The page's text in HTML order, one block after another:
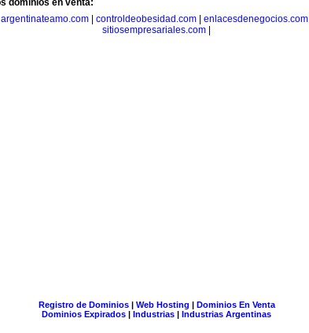
dominios en venta:
argentinateamo.com| controldeobesidad.com| enlacesdenegocios.com|
sitiosempresariales.com
Registro de Dominios| Web Hosting | Dominios En Venta
Dominios Expirados | Industrias | Industrias Argentinas